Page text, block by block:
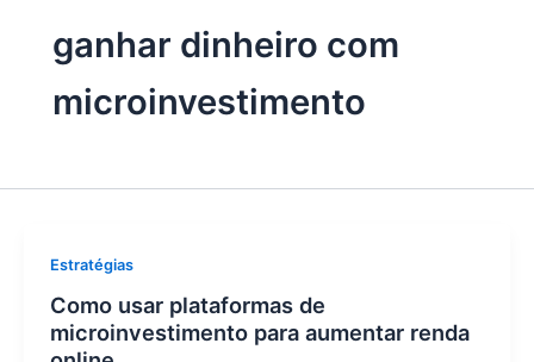
ganhar dinheiro com
microinvestimento
Estratégias
Como usar plataformas de
microinvestimento para aumentar renda